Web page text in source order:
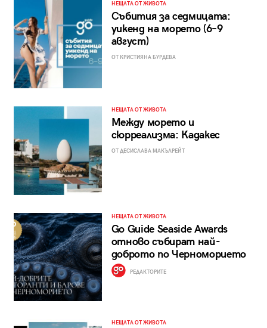
НЕЩАТА ОТ ЖИВОТА
Събития за седмицата:
уикенд на морето (6–9
август)
ОТ КРИСТИЯНА БУРДЕВА
НЕЩАТА ОТ ЖИВОТА
Между морето и
сюрреализма: Кадакес
ОТ ДЕСИСЛАВА МАКЪЛРЕЙТ
НЕЩАТА ОТ ЖИВОТА
Go Guide Seaside Awards
отново събират най-
доброто по Черноморието
РЕДАКТОРИТЕ
НЕЩАТА ОТ ЖИВОТА